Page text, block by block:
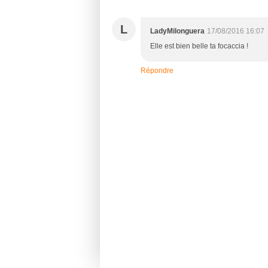
L LadyMilonguera 17/08/2016 16:07
Elle est bien belle ta focaccia !
Répondre